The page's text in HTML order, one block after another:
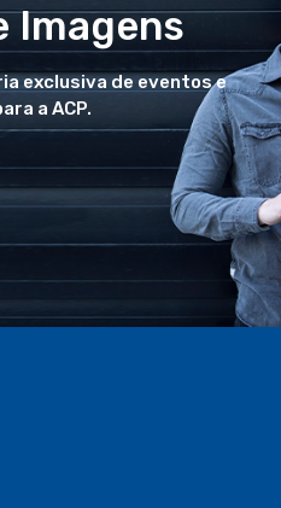
Imagens
exclusiva de eventos e
a ACP.